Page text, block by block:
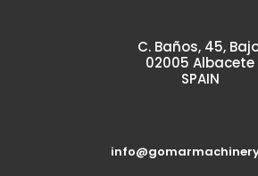
C. Baños, 45,
02005 Albacete
SPAIN